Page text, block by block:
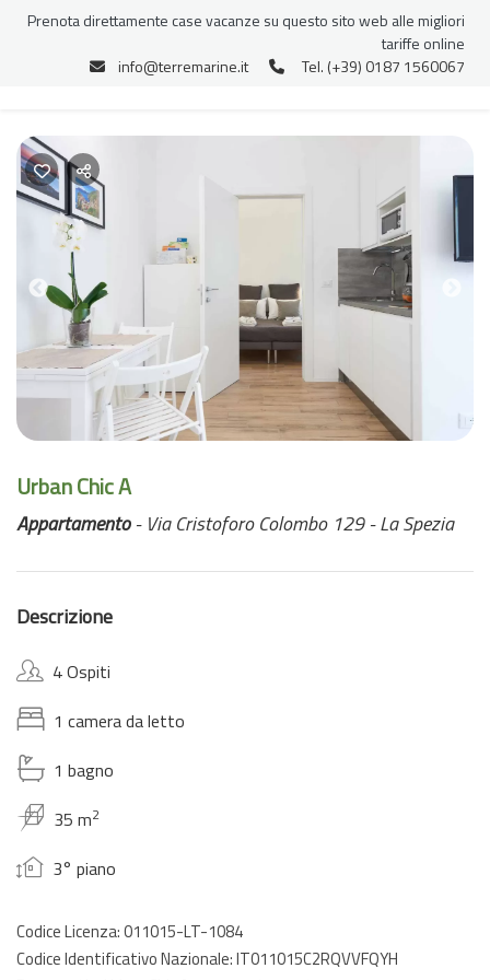
Previous
Urban Chic A
Appartamento- Via Cristoforo Colombo 129 - La Spezia
Descrizione
4 Ospiti
1 camera da letto
1 bagno
35 m2
3° piano
Codice Licenza: 011015-LT-1084
Codice Identificativo Nazionale: IT011015C2RQVVFQYH
Prenota direttamente case vacanze su questo sito web alle migliori
tariffe online
info@terremarine.it
Tel. (+39) 0187 1560067